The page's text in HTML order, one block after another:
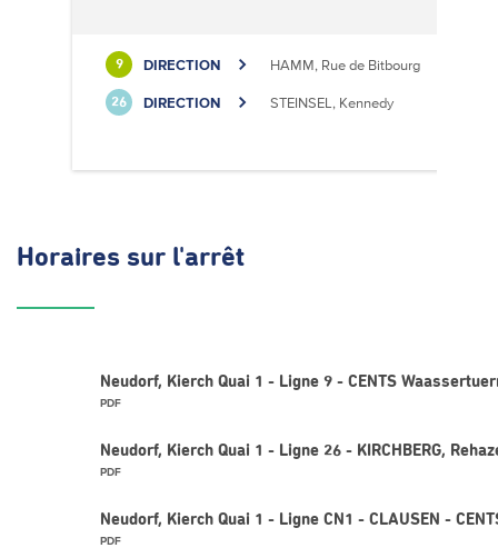
9 DIRECTION HAMM, Rue de Bitbourg
26 DIRECTION STEINSEL, Kennedy
Horaires sur l'arrêt
Neudorf, Kierch Quai 1 - Ligne 9 - CENTS
PDF
Neudorf, Kierch Quai 1 - Ligne 26 - KIRCHBERG,
PDF
Neudorf, Kierch Quai 1 - Ligne CN1 - CLAUSEN -
PDF